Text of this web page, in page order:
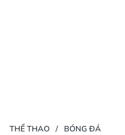
THỂ THAO BÓNG ĐÁ